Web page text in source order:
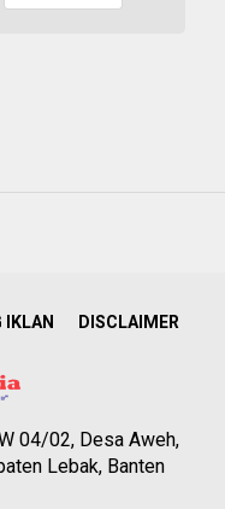
IKLAN DISCLAIMER
04/02, Desa Aweh,
Lebak, Banten